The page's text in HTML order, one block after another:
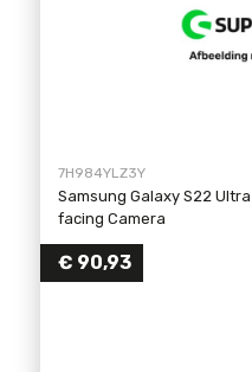
7H984YLZ3Y
Samsung Galaxy S22
facing Camera
€ 90,93